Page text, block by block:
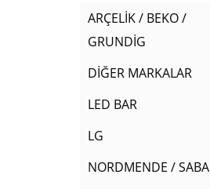
ARÇELİK / BEKO /
GRUNDİG
DİĞER MARKALAR
LED BAR
LG
NORDMENDE / SABA